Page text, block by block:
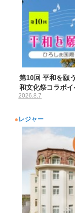
第10回 平和を願
和文化祭コラボ
2026.8.7
● レジャー